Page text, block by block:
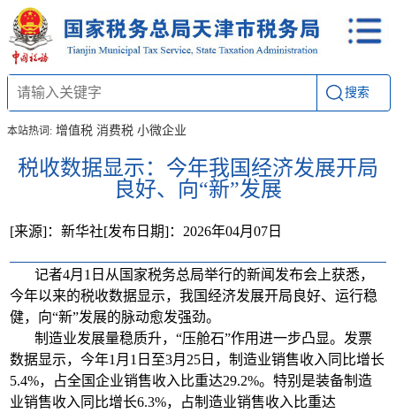
搜索
本站热词: 增值税 消费税 小微企业
税收数据显示：今年我国经济发展开局
良好、向“新”发展
[发布日期]：2026年04月07日
[来源]：新华社
记者4月1日从国家税务总局举行的新闻发布会上获悉，
今年以来的税收数据显示，我国经济发展开局良好、运行稳
健，向“新”发展的脉动愈发强劲。
制造业发展量稳质升，“压舱石”作用进一步凸显。发票
数据显示，今年1月1日至3月25日，制造业销售收入同比增长
5.4%，占全国企业销售收入比重达29.2%。特别是装备制造
业销售收入同比增长6.3%，占制造业销售收入比重达